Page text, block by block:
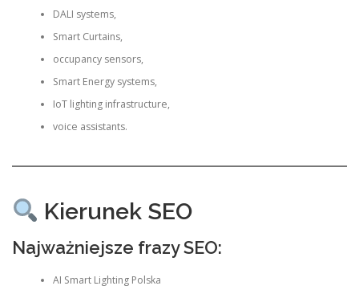
DALI systems,
Smart Curtains,
occupancy sensors,
Smart Energy systems,
IoT lighting infrastructure,
voice assistants.
Kierunek SEO
Najważniejsze frazy SEO:
AI Smart Lighting Polska